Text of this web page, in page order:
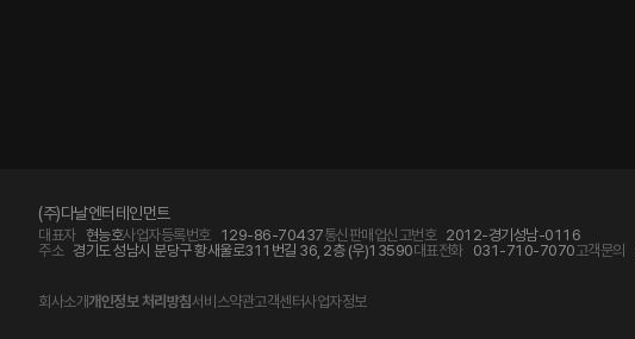
(주)다날엔터테인먼트
대표자 현능호사업자등록번호 129-86-70437통신판매업신고번호 2012-경기성남-0116
주소 경기도 성남시 분당구 황새울로311번길 36, 2층 (우)13590대표전화 031-710-7070고객문의
회사소개개인정보 처리방침서비스약관고객센터사업자정보